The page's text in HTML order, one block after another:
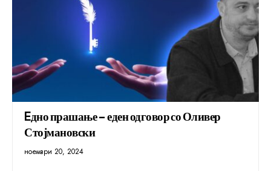
Eдно прашање – еден одговор со Оливер
Стојмановски
ноември 20, 2024